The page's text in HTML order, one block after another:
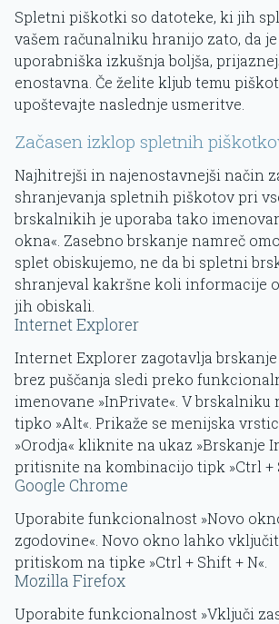
Spletni piškotki so datoteke, ki jih
vašem računalniku hranijo zato, da je
uporabniška izkušnja boljša,
enostavna. Če želite kljub temu
upoštevajte naslednje usmeritve.
Začasen izklop spletnih
Najhitrejši in najenostavnejši način
shranjevanja spletnih piškotov pri
brskalnikih je uporaba tako
okna«. Zasebno brskanje namreč
splet obiskujemo, ne da bi spletni
shranjeval kakršne koli informacije
jih obiskali.
Internet Explorer
Internet Explorer zagotavlja
brez puščanja sledi preko
imenovane »InPrivate«. V
tipko »Alt«. Prikaže se menijska
»Orodja« kliknite na ukaz »Brskanje
pritisnite na kombinacijo tipk »Ctrl +
Google Chrome
Uporabite funkcionalnost »Novo
zgodovine«. Novo okno lahko
pritiskom na tipke »Ctrl + Shift + N«.
Mozilla Firefox
Uporabite funkcionalnost »Vključi